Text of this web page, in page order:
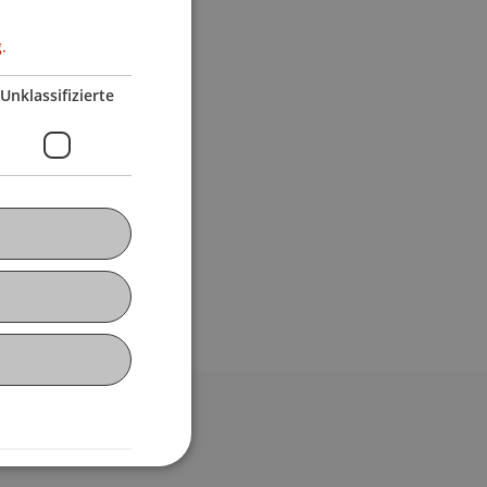
Verzeichnis
Unklassifizierte